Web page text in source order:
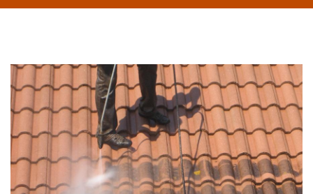
de rive 43
Haute-Loire